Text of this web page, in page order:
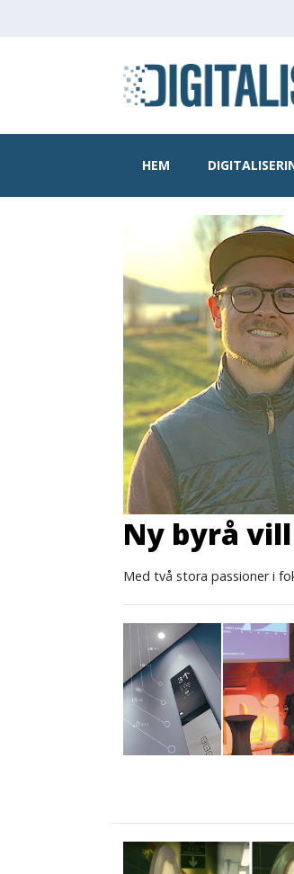
HEM
Ny byrå
Med två stora passioner i